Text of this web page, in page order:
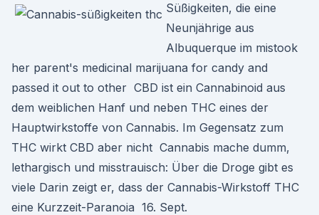
Süßigkeiten, die eine
Neunjährige aus
Albuquerque im mistook
her parent's medicinal marijuana for candy and
passed it out to other CBD ist ein Cannabinoid aus
dem weiblichen Hanf und neben THC eines der
Hauptwirkstoffe von Cannabis. Im Gegensatz zum
THC wirkt CBD aber nicht Cannabis mache dumm,
lethargisch und misstrauisch: Über die Droge gibt es
viele Darin zeigt er, dass der Cannabis-Wirkstoff THC
eine Kurzzeit-Paranoia 16. Sept.